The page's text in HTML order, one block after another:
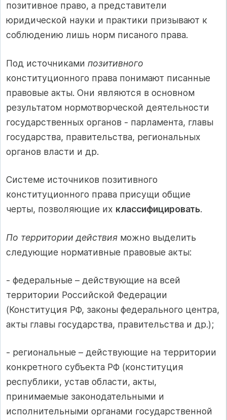
позитивное право, а представители
юридической науки и практики призывают к
соблюдению лишь норм писаного права.
Под источниками позитивного
конституционного права понимают писанные
правовые акты. Они являются в основном
результатом нормотворческой деятельности
государственных органов - парламента, главы
государства, правительства, региональных
органов власти и др.
Системе источников позитивного
конституционного права присущи общие
черты, позволяющие их классифицировать.
По территории действия можно выделить
следующие нормативные правовые акты:
‑ федеральные – действующие на всей
территории Российской Федерации
(Конституция РФ, законы федерального центра,
акты главы государства, правительства и др.);
‑ региональные – действующие на территории
конкретного субъекта РФ (конституция
республики, устав области, акты,
принимаемые законодательными и
исполнительными органами государственной